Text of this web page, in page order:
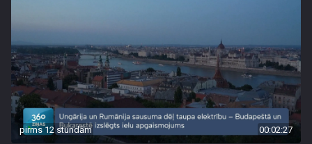
pirms 12 stundām 00:02:27